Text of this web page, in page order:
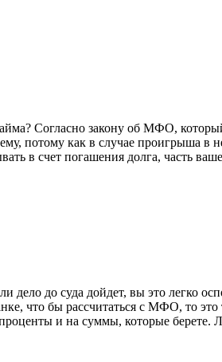
Согласно закону об МФО,
потому как в случае проигрыша в
в счет погашения долга, часть
до суда дойдет, вы это легко
что бы рассчитаться с МФО, то
и на суммы, которые берете.